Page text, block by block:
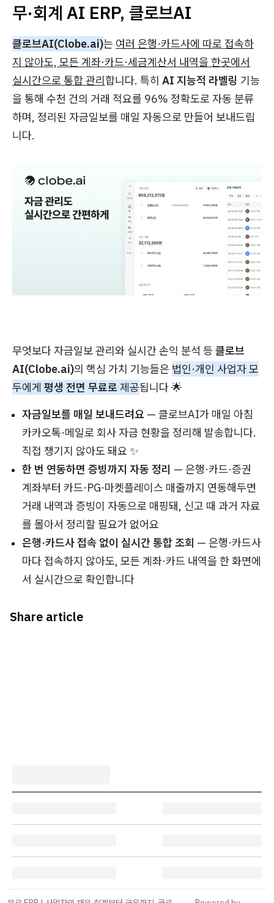
무·회계 AI ERP, 클로브AI
클로브AI(Clobe.ai)는 여러 은행·카드사에 따로 접속하
지 않아도, 모든 계좌·카드·세금계산서 내역을 한곳에서
실시간으로 통합 관리합니다. 특히 AI 지능적 라벨링 기능
을 통해 수천 건의 거래 적요를 96% 정확도로 자동 분류
하며, 정리된 자금일보를 매일 자동으로 만들어 보내드립
니다.
무엇보다 자금일보 관리와 실시간 손익 분석 등 클로브
AI(Clobe.ai)의 핵심 가치 기능들은 법인·개인 사업자 모
두에게 평생 전면 무료로제공됩니다 🌟
자금일보를 매일 보내드려요 — 클로브AI가 매일 아침
카카오톡·메일로 회사 자금 현황을 정리해 발송합니다.
직접 챙기지 않아도 돼요 ✨
한 번 연동하면 증빙까지 자동 정리 — 은행·카드·증권
계좌부터 카드·PG·마켓플레이스 매출까지 연동해두면
거래 내역과 증빙이 자동으로 매핑돼, 신고 때 과거 자료
를 몰아서 정리할 필요가 없어요
은행·카드사 접속 없이 실시간 통합 조회 — 은행·카드사
마다 접속하지 않아도, 모든 계좌·카드 내역을 한 화면에
서 실시간으로 확인합니다
Share article